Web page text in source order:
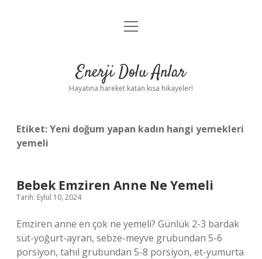
Anasayfa
Yasal Uyarı
menüyü
Enerji Dolu Anlar
Hayatına hareket katan kısa hikayeler!
Etiket:Yeni doğum yapan kadın hangi yemekleri
yemeli
Bebek Emziren Anne Ne Yemeli
Tarih: Eylül 10, 2024
Emziren anne en çok ne yemeli? Günlük 2-3 bardak
süt-yoğurt-ayran, sebze-meyve grubundan 5-6
porsiyon, tahıl grubundan 5-8 porsiyon, et-yumurta